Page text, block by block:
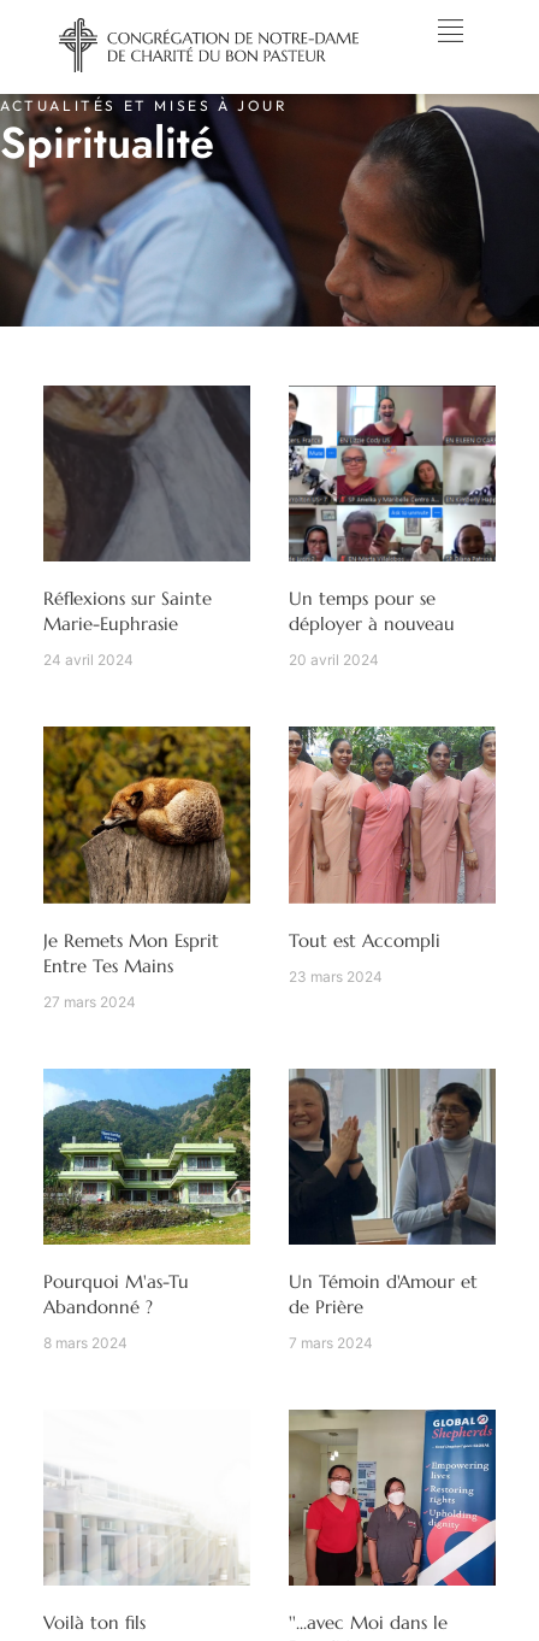
ACTUALITÉS ET MISES À JOUR
Spiritualité
Réflexions sur Sainte
Marie-Euphrasie
24 avril 2024
Un temps pour se
déployer à nouveau
20 avril 2024
Je Remets Mon Esprit
Entre Tes Mains
27 mars 2024
Tout est Accompli
23 mars 2024
Pourquoi M'as-Tu
Abandonné ?
8 mars 2024
Un Témoin d'Amour et
de Prière
7 mars 2024
Voilà ton fils
''...avec Moi dans le